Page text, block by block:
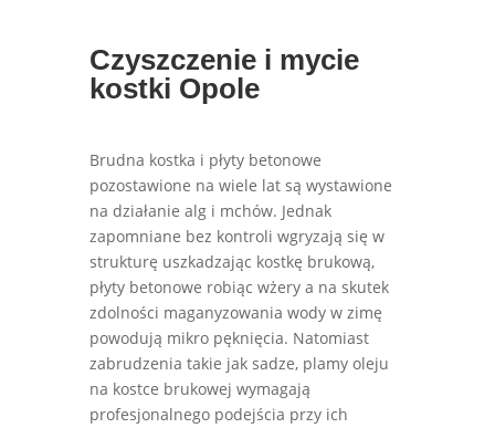
Czyszczenie i mycie
kostki Opole
Brudna kostka i płyty betonowe
pozostawione na wiele lat są wystawione
na działanie alg i mchów. Jednak
zapomniane bez kontroli wgryzają się w
strukturę uszkadzając kostkę brukową,
płyty betonowe robiąc wżery a na skutek
zdolności maganyzowania wody w zimę
powodują mikro pęknięcia. Natomiast
zabrudzenia takie jak sadze, plamy oleju
na kostce brukowej wymagają
profesjonalnego podejścia przy ich